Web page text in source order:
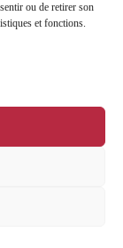
ou de retirer son
et fonctions.
ESCA ©